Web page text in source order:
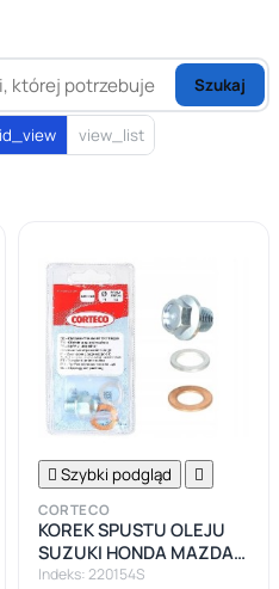
Szukaj
view_list
 Szybki podgląd 
CORTECO
KOREK SPUSTU OLEJU
SUZUKI HONDA MAZDA
KIA M14X1,5
Indeks: 220154S